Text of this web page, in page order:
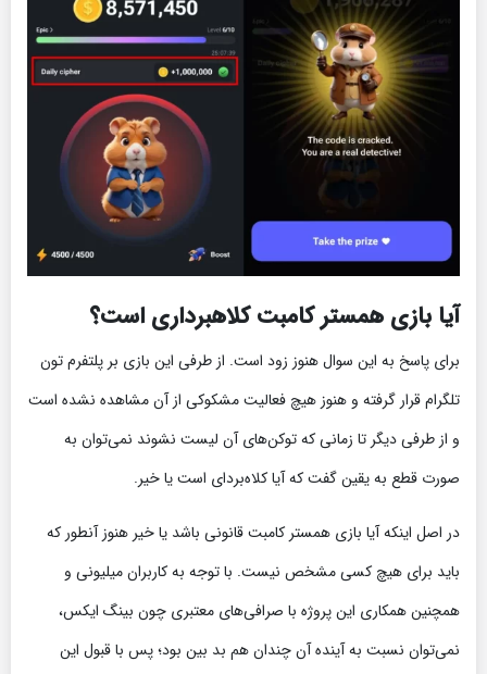
آیا بازی همستر کامبت کلاهبرداری است؟
برای پاسخ به این سوال هنوز زود است. از طرفی این بازی بر پلتفرم تون
تلگرام قرار گرفته و هنوز هیچ فعالیت مشکوکی از آن مشاهده نشده است
و از طرفی دیگر تا زمانی که توکن‌های آن لیست نشوند نمی‌توان به
صورت قطع به یقین گفت که آیا کلاه‌بردای است یا خیر.
در اصل اینکه آیا بازی همستر کامبت قانونی باشد یا خیر هنوز آنطور که
باید برای هیچ کسی مشخص نیست. با توجه به کاربران میلیونی و
همچنین همکاری این پروژه با صرافی‌های معتبری چون بینگ ایکس،
نمی‌توان نسبت به آینده آن چندان هم بد بین بود؛ پس با قبول این